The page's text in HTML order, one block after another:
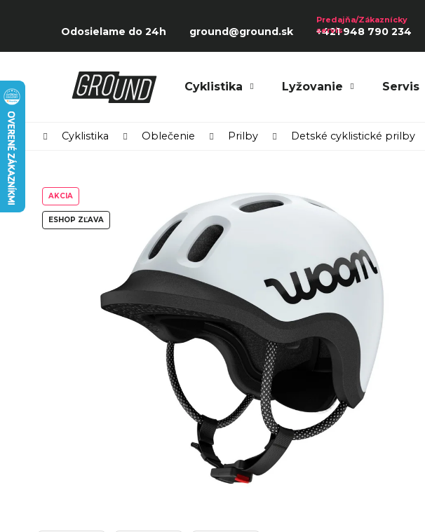
Odosielame do 24h ground@ground.sk +421 948 790 234
Cyklistika Lyžovanie Servis
DomovCyklistika Oblečenie Prilby Detské cyklistické prilby
AKCIA
ESHOP ZĽAVA
š
í
k
Späť
do
obchodu
Späť
do
obchodu
Čo potrebujete nájsť?
TREK PROCALIBER 8 FURY RED
TREK MARLIN 6